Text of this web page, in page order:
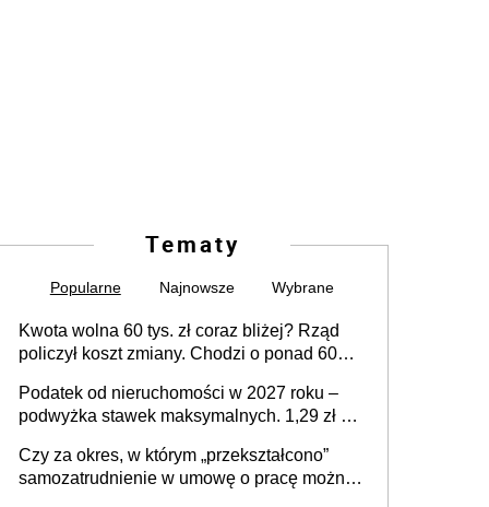
Tematy
Popularne Najnowsze Wybrane
Kwota wolna 60 tys. zł coraz bliżej? Rząd
policzył koszt zmiany. Chodzi o ponad 60
Podatek od nieruchomości w 2027 roku –
podwyżka stawek maksymalnych. 1,29 zł za
budynków i lokali związanych z
prowadzeniem działalności gospodarczej
Czy za okres, w którym „przekształcono”
samozatrudnienie w umowę o pracę można